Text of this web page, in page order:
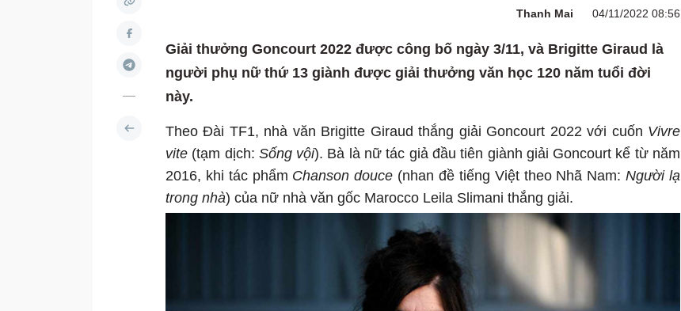
Thanh Mai 04/11/2022 08:56
Giải thưởng Goncourt 2022 được công bố ngày 3/11, và Brigitte Giraud là
người phụ nữ thứ 13 giành được giải thưởng văn học 120 năm tuổi đời
này.
Theo Đài TF1, nhà văn Brigitte Giraud thắng giải Goncourt 2022 với cuốn Vivre
vite (tạm dịch: Sống vội). Bà là nữ tác giả đầu tiên giành giải Goncourt kể từ năm
2016, khi tác phẩm Chanson douce (nhan đề tiếng Việt theo Nhã Nam:Người lạ
trong nhà) của nữ nhà văn gốc Marocco Leila Slimani thắng giải.